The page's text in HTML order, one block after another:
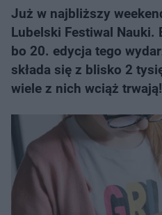
Już w najbliższy
Lubelski Festiwal Nauki.
bo 20. edycja tego
składa się z blisko 2
wiele z nich wciąż